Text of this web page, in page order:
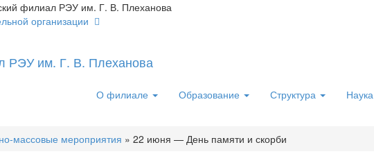
филиал РЭУ им. Г. В. Плеханова
организации
О филиале Образование Структура Наука
массовые мероприятия » 22 июня — День памяти и скорби